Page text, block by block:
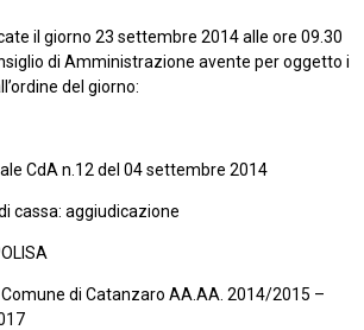
il giorno 23 settembre 2014 alle ore 09.30
di Amministrazione avente per oggetto i
del giorno:
CdA n.12 del 04 settembre 2014
cassa: aggiudicazione
di Catanzaro AA.AA. 2014/2015 –